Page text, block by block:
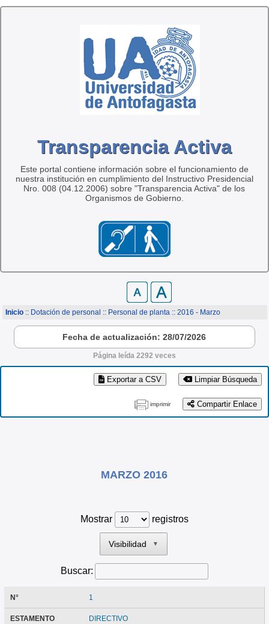
Transparencia Activa
Este portal contiene información sobre el funcionamiento de
nuestra institución en cumplimiento del Instructivo Presidencial
Nro. 008 (04.12.2006) sobre "Transparencia Activa" de los
Organismos de Gobierno.
Inicio :: Dotación de personal :: Personal de planta :: 2016 - Marzo
Fecha de actualización: 28/07/2026
Página leída 2292 veces
Limpiar Búsqueda
Exportar a CSV
Compartir Enlace
imprimir
MARZO 2016
Mostrar registros
Visibilidad ▼
Buscar:
N° 1
ESTAMENTO DIRECTIVO